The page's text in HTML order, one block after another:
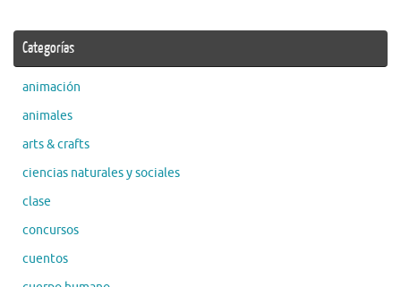
Categorías
animación
animales
arts & crafts
ciencias naturales y sociales
clase
concursos
cuentos